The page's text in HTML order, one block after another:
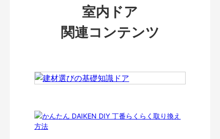
室内ドア
関連コンテンツ